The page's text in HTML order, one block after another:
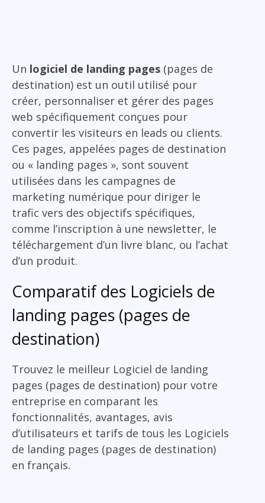
Un logiciel de landing pages (pages de
destination) est un outil utilisé pour
créer, personnaliser et gérer des pages
web spécifiquement conçues pour
convertir les visiteurs en leads ou clients.
Ces pages, appelées pages de destination
ou « landing pages », sont souvent
utilisées dans les campagnes de
marketing numérique pour diriger le
trafic vers des objectifs spécifiques,
comme l’inscription à une newsletter, le
téléchargement d’un livre blanc, ou l’achat
d’un produit.
Comparatif des Logiciels de
landing pages (pages de
destination)
Trouvez le meilleur Logiciel de landing
pages (pages de destination) pour votre
entreprise en comparant les
fonctionnalités, avantages, avis
d’utilisateurs et tarifs de tous les Logiciels
de landing pages (pages de destination)
en français.